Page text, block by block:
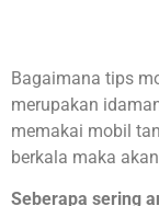
Bagaimana tips
merupakan
memakai mobil
berkala maka
Seberapa sering